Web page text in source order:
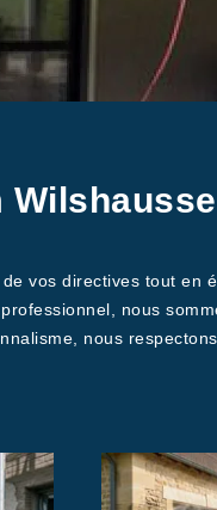
vos directives tout en
nous
nous